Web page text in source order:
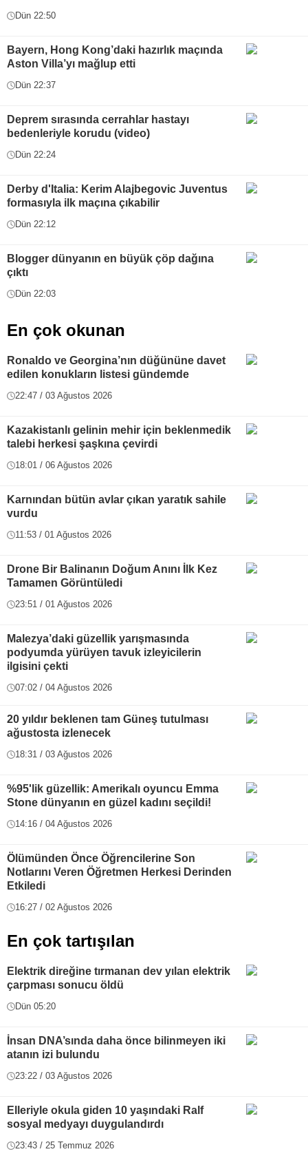
Dün 22:50
Bayern, Hong Kong’daki hazırlık maçında
Aston Villa’yı mağlup etti
Dün 22:37
Deprem sırasında cerrahlar hastayı
bedenleriyle korudu (video)
Dün 22:24
Derby d'Italia: Kerim Alajbegovic Juventus
formasıyla ilk maçına çıkabilir
Dün 22:12
Blogger dünyanın en büyük çöp dağına
çıktı
Dün 22:03
En çok okunan
Ronaldo ve Georgina’nın düğününe davet
edilen konukların listesi gündemde
22:47 / 03 Ağustos 2026
Kazakistanlı gelinin mehir için beklenmedik
talebi herkesi şaşkına çevirdi
18:01 / 06 Ağustos 2026
Karnından bütün avlar çıkan yaratık sahile
vurdu
11:53 / 01 Ağustos 2026
Drone Bir Balinanın Doğum Anını İlk Kez
Tamamen Görüntüledi
23:51 / 01 Ağustos 2026
Malezya’daki güzellik yarışmasında
podyumda yürüyen tavuk izleyicilerin
ilgisini çekti
07:02 / 04 Ağustos 2026
20 yıldır beklenen tam Güneş tutulması
ağustosta izlenecek
18:31 / 03 Ağustos 2026
%95'lik güzellik: Amerikalı oyuncu Emma
Stone dünyanın en güzel kadını seçildi!
14:16 / 04 Ağustos 2026
Ölümünden Önce Öğrencilerine Son
Notlarını Veren Öğretmen Herkesi Derinden
Etkiledi
16:27 / 02 Ağustos 2026
En çok tartışılan
Elektrik direğine tırmanan dev yılan elektrik
çarpması sonucu öldü
Dün 05:20
İnsan DNA’sında daha önce bilinmeyen iki
atanın izi bulundu
23:22 / 03 Ağustos 2026
Elleriyle okula giden 10 yaşındaki Ralf
sosyal medyayı duygulandırdı
23:43 / 25 Temmuz 2026